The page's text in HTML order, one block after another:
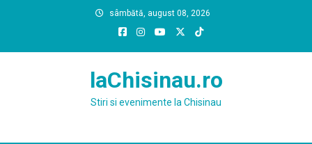
sâmbătă, august 08, 2026
laChisinau.ro
Stiri si evenimente la Chisinau